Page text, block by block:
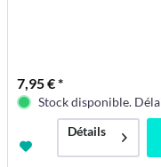
7,95 € *
Stock disponible.
Détails